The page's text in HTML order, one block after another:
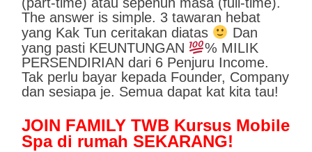
The answer is simple. 3 tawaran hebat
yang Kak Tun ceritakan diatas
Dan
yang pasti KEUNTUNGAN
% MILIK
PERSENDIRIAN dari 6 Penjuru Income.
Tak perlu bayar kepada Founder, Company
dan sesiapa je. Semua dapat kat kita tau!
JOIN FAMILY TWB Kursus Mobile
Spa di rumah SEKARANG!